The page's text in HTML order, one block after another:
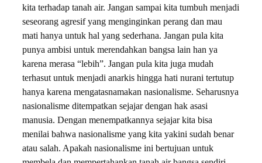
kita terhadap tanah air. Jangan sampai kita tumbuh menjadi
seseorang agresif yang menginginkan perang dan mau
mati hanya untuk hal yang sederhana. Jangan pula kita
punya ambisi untuk merendahkan bangsa lain han ya
karena merasa “lebih”. Jangan pula kita juga mudah
terhasut untuk menjadi anarkis hingga hati nurani tertutup
hanya karena mengatasnamakan nasionalisme. Seharusnya
nasionalisme ditempatkan sejajar dengan hak asasi
manusia. Dengan menempatkannya sejajar kita bisa
menilai bahwa nasionalisme yang kita yakini sudah benar
atau salah. Apakah nasionalisme ini bertujuan untuk